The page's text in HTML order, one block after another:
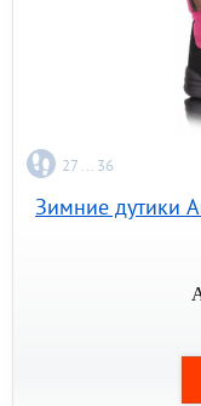
27 ... 36
Зимние дутики